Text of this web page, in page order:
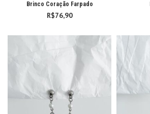
Brinco Coração Farpado
R$76,90